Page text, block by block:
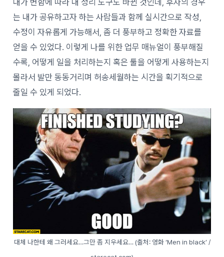
대가 변함에 따라 내 정리 도구도 바뀐 것인데, 후자의 경우
는 내가 공유하고자 하는 사람들과 함께 실시간으로 작성,
수정이 자유롭게 가능해서, 좀 더 풍부하고 정확한 자료를
얻을 수 있었다. 이렇게 나를 위한 업무 매뉴얼이 풍부해질
수록, 어떻게 일을 처리하는지 혹은 툴을 어떻게 사용하는지
몰라서 발만 동동거리며 허송세월하는 시간을 획기적으로
줄일 수 있게 되었다.
대체 나한테 왜 그러세요…그만 좀 지우세요… (출처: 영화 ‘Men in black’ /